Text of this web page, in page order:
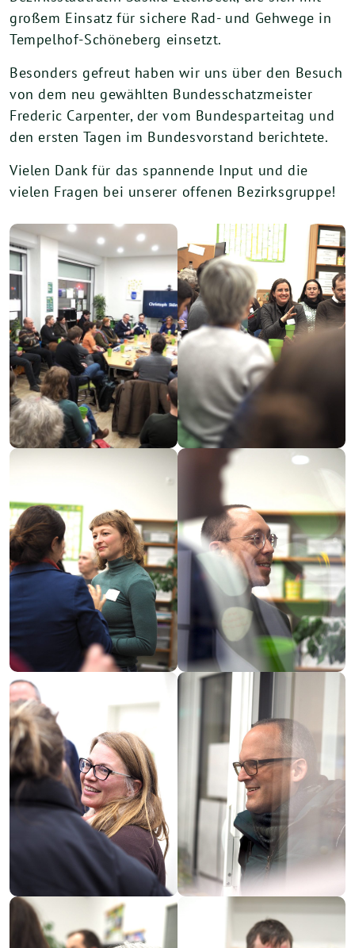
großem Einsatz für sichere Rad- und Gehwege in
Tempelhof-Schöneberg einsetzt.
Besonders gefreut haben wir uns über den Besuch
von dem neu gewählten Bundesschatzmeister
Frederic Carpenter, der vom Bundesparteitag und
den ersten Tagen im Bundesvorstand berichtete.
Vielen Dank für das spannende Input und die
vielen Fragen bei unserer offenen Bezirksgruppe!